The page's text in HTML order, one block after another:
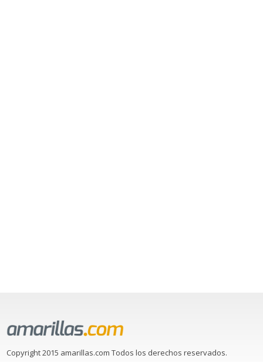
Copyright 2015 amarillas.com Todos los derechos reservados.